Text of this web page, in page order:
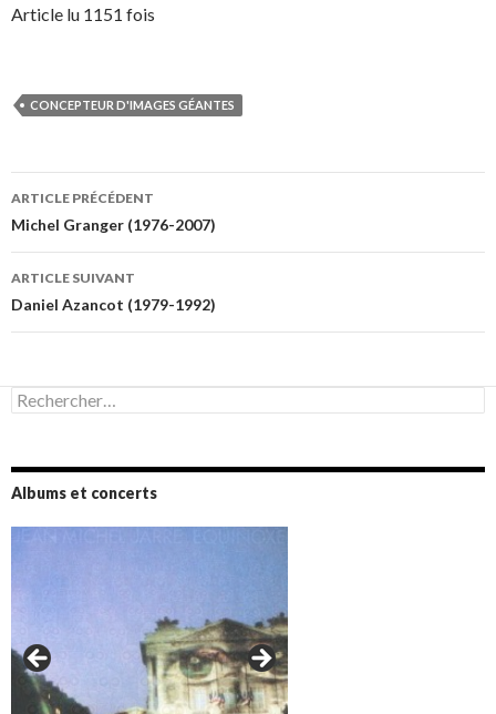
Article lu 1151 fois
CONCEPTEUR D'IMAGES GÉANTES
Navigation
des
articles
ARTICLE PRÉCÉDENT
Michel Granger (1976-2007)
ARTICLE SUIVANT
Daniel Azancot (1979-1992)
Rechercher :
Albums et concerts